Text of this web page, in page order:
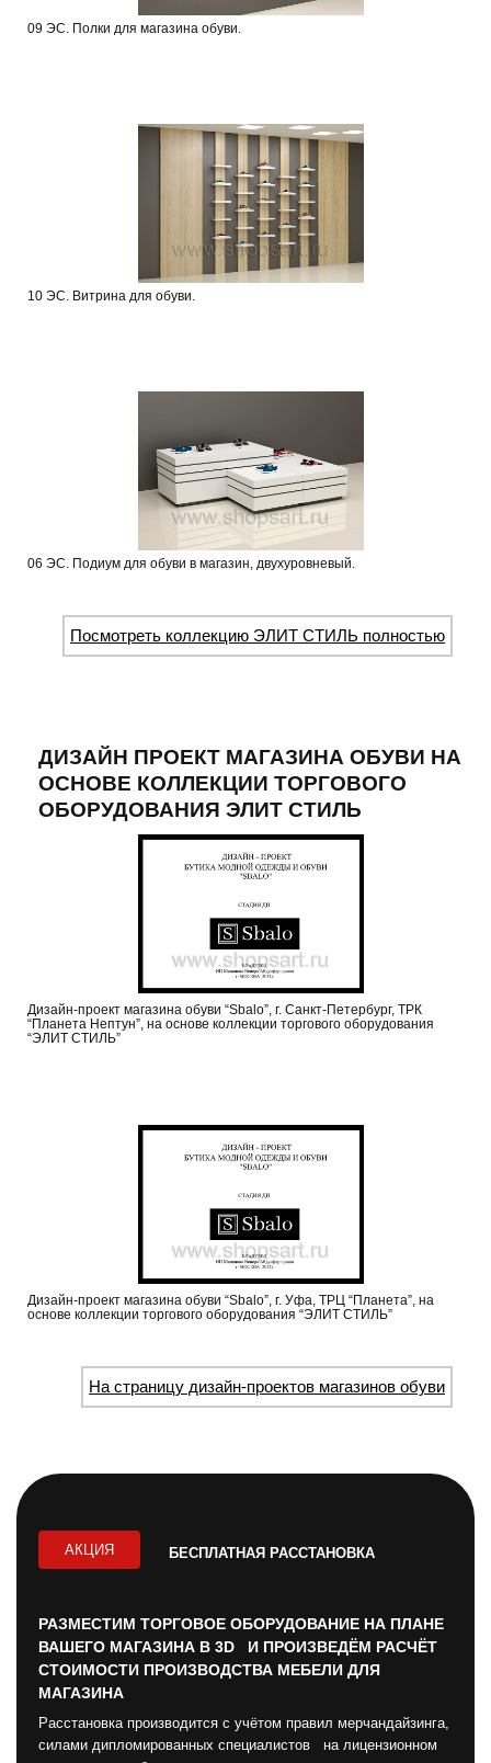
09 ЭС. Полки для магазина обуви.
10 ЭС. Витрина для обуви.
06 ЭС. Подиум для обуви в магазин, двухуровневый.
Посмотреть коллекцию ЭЛИТ СТИЛЬ полностью
ДИЗАЙН ПРОЕКТ МАГАЗИНА ОБУВИ НА
ОСНОВЕ КОЛЛЕКЦИИ ТОРГОВОГО
ОБОРУДОВАНИЯ ЭЛИТ СТИЛЬ
Дизайн-проект магазина обуви “Sbalo”, г. Санкт-Петербург, ТРК
“Планета Нептун”, на основе коллекции торгового оборудования
“ЭЛИТ СТИЛЬ”
Дизайн-проект магазина обуви “Sbalo”, г. Уфа, ТРЦ “Планета”, на
основе коллекции торгового оборудования “ЭЛИТ СТИЛЬ”
На страницу дизайн-проектов магазинов обуви
АКЦИЯ БЕСПЛАТНАЯ РАССТАНОВКА
РАЗМЕСТИМ ТОРГОВОЕ ОБОРУДОВАНИЕ НА ПЛАНЕ
ВАШЕГО МАГАЗИНА В 3D И ПРОИЗВЕДЁМ РАСЧЁТ
СТОИМОСТИ ПРОИЗВОДСТВА МЕБЕЛИ ДЛЯ
МАГАЗИНА
Расстановка производится с учётом правил мерчандайзинга,
силами дипломированных специалистов на лицензионном